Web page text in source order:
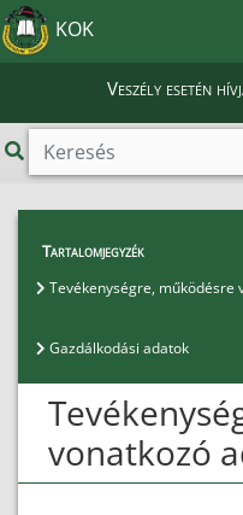
KOK
Veszély esetén
Közérdekű adatok
Tevékenységre,
Tartalomjegyzék
Tevékenységre, működésre
Gazdálkodási adatok
vonatkozó